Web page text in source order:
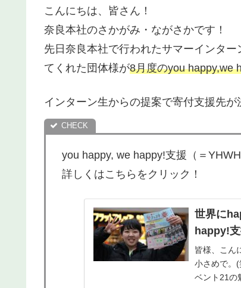
こんにちは、皆さん！
奈良本社のさかがみ・ながさかです！
先日奈良本社で行われたサマーインタ
てくれた団体様が8月度のyou happy,we
インターン生からの提案で寄付支援先が
you happy, we happy!支援（＝
詳しくはこちらをクリック！
世界
happy!支
皆様、こん
小さめで。
ベント21の